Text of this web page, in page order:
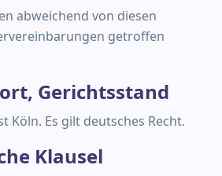
abweichend von diesen
getroffen
Gerichtsstand
Köln. Es gilt deutsches Recht.
Klausel